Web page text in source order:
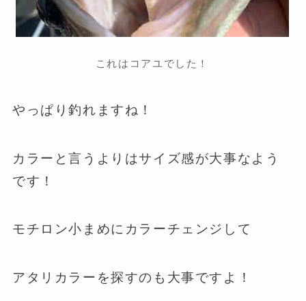
これはコアユでした！
やっぱり釣れますね！
カラーと言うよりはサイズ感が大事なよう
です！
モチロン小まめにカラーチェンジして
アタリカラーを探すのも大事ですよ！